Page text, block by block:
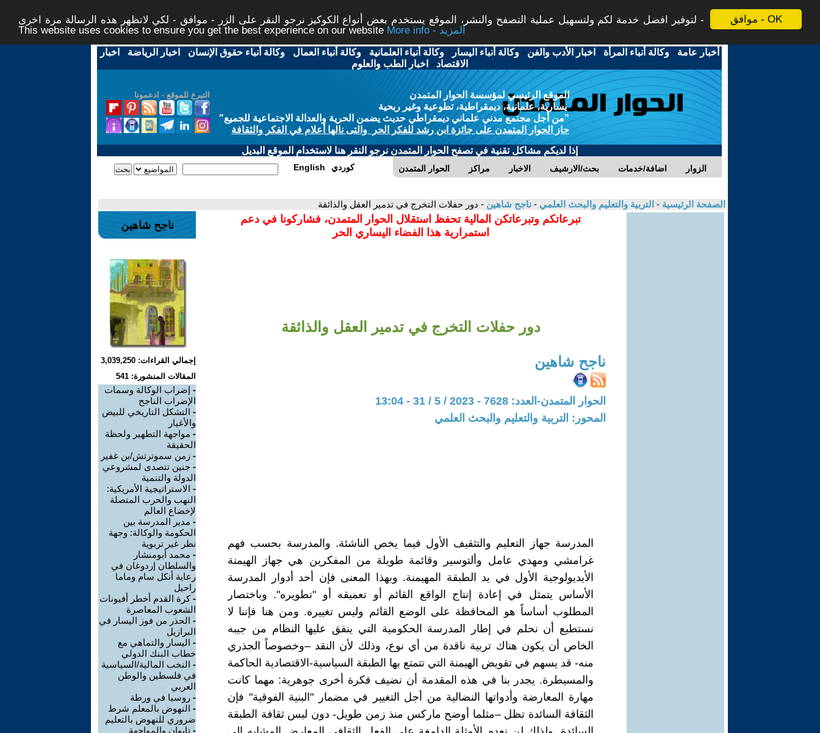
موافق - OK
لتوفير افضل خدمة لكم ولتسهيل عملية التصفح والنشر، الموقع يستخدم بعض أنواع الكوكيز نرجو النقر على الزر - موافق - لكي لاتظهر هذه الرسالة مرة اخرى -
This website uses cookies to ensure you get the best experience on our website
More info - المزيد
أخبار عامة -وكالة أنباء المرأة - اخبار الأدب والفن -وكالة أنباء اليسار -وكالة أنباء العلمانية -وكالة أنباء العمال -وكالة أنباء حقوق الإنسان - اخبار الرياضة - اخبار
الاقتصاد - اخبار الطب والعلوم
التبرع للموقع - ادعمونا
الموقع الرئيسي لمؤسسة الحوار المتمدن
يسارية، علمانية، ديمقراطية، تطوعية وغير ربحية
"من أجل مجتمع مدني علماني ديمقراطي حديث يضمن الحرية والعدالة الاجتماعية للجميع"
حاز الحوار المتمدن على جائزة ابن رشد للفكر الحر والتى نالها أعلام في الفكر والثقافة
إذا لديكم مشاكل تقنية في تصفح الحوار المتمدن نرجو النقر هنا لاستخدام الموقع البديل
الحوار المتمدن مراكز الاخبار بحث/الارشيف اضافة/خدمات الزوار English كوردي
الصفحة الرئيسية - التربية والتعليم والبحث العلمي - ناجح شاهين - دور حفلات التخرج في تدمير العقل والذائقة
تبرعاتكم وتبرعاتكن المالية تحفظ استقلال الحوار المتمدن، فشاركونا في دعم
استمرارية هذا الفضاء اليساري الحر
دور حفلات التخرج في تدمير العقل والذائقة
ناجح شاهين
الحوار المتمدن-العدد: 7628 - 2023 / 5 / 31 - 13:04
المحور: التربية والتعليم والبحث العلمي
المدرسة جهاز التعليم والتثقيف الأول فيما يخص الناشئة. والمدرسة بحسب فهم
غرامشي ومهدي عامل وألتوسير وقائمة طويلة من المفكرين هي جهاز الهيمنة
الأيديولوجية الأول في يد الطبقة المهيمنة. وبهذا المعنى فإن أحد أدوار المدرسة
الأساس يتمثل في إعادة إنتاج الواقع القائم أو تعميقه أو "تطويره". وباختصار
المطلوب أساساً هو المحافظة على الوضع القائم وليس تغييره. ومن هنا فإننا لا
نستطيع أن نحلم في إطار المدرسة الحكومية التي ينفق عليها النظام من جيبه
الخاص أن يكون هناك تربية ناقدة من أي نوع، وذلك لأن النقد –وخصوصاً الجذري
منه- قد يسهم في تقويض الهيمنة التي تتمتع بها الطبقة السياسية-الاقتصادية الحاكمة
والمسيطرة. يجدر بنا في هذه المقدمة أن نضيف فكرة أخرى جوهرية: مهما كانت
مهارة المعارضة وأدواتها النضالية من أجل التغيير في مضمار "البنية الفوقية" فإن
الثقافة السائدة تظل –مثلما أوضح ماركس منذ زمن طويل- دون لبس ثقافة الطبقة
ناجح شاهين
إجمالي القراءات: 3,039,250
المقالات المنشورة: 541
- إضراب الوكالة وسمات
الإضراب الناجح
- التشكل التاريخي للبيض
والأغيار
- مواجهة التطهير ولحظة
الحقيقة
- زمن سموترتش/بن غفير
- جنين تتصدى لمشروعي
الدولة والتنمية
- الاستراتيجية الأمريكية:
النهب والحرب المتصلة
لإخضاع العالم
- مدير المدرسة بين
الحكومة والوكالة: وجهة
نظر غير تربوية
- محمد أبومنشار
والسلطان إردوغان في
رعاية أنكل سام وماما
راحيل
-كرة القدم أخطر أفيونات
الشعوب المعاصرة
- الحذر من فوز اليسار في
البرازيل
- اليسار والتماهي مع
خطاب البنك الدولي
- النخب المالية/السياسية
في فلسطين والوطن
العربي
- روسيا في ورطة
- النهوض بالمعلم شرط
ضروري للنهوض بالتعليم
- تايوان والمواجهة